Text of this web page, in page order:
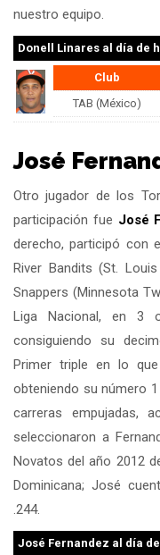
nuestro equipo.
Donell Linares al día de
Club
TAB (México)
José
Otro jugador de los
participación fue José
derecho, participó con
River Bandits (St.
Snappers (Minnesota
Liga Nacional, en 3
consiguiendo su
Primer triple en lo
obteniendo su número
carreras empujadas,
seleccionaron a
Novatos del año 2012
Dominicana; José
.244.
José Fernandez al día